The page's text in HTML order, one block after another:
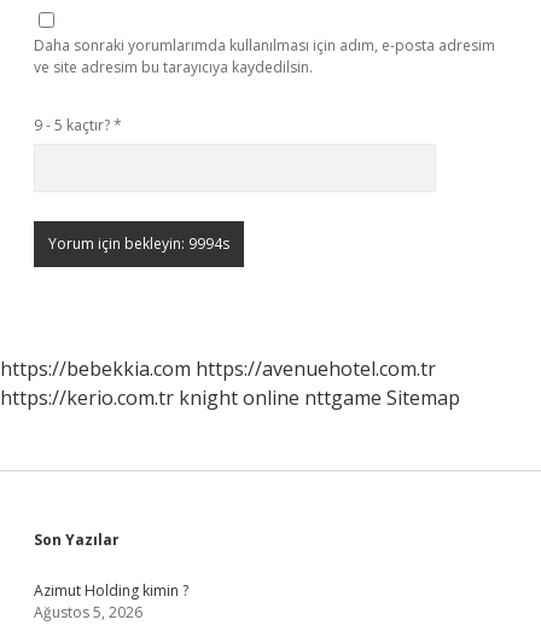
Daha sonraki yorumlarımda kullanılması için adım, e-posta adresim
ve site adresim bu tarayıcıya kaydedilsin.
9 - 5 kaçtır?*
https://bebekkia.com https://avenuehotel.com.tr
https://kerio.com.tr knight online nttgame Sitemap
Sidebar
Son Yazılar
Azimut Holding kimin ?
Ağustos 5, 2026